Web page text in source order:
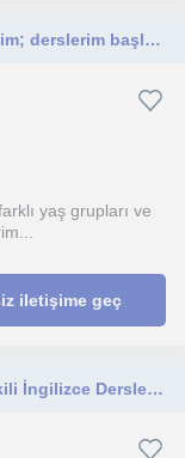
Kendimi sabırlı, öğrenci odaklı öğretmenim; derslerim başlangıç ve orta seviye öğrencilere yöneliktir.
yaş grupları ve
iletişime geç
Çocuklar ve Gençler İçin Eğlenceli ve Etkili İngilizce Dersleri 🌟